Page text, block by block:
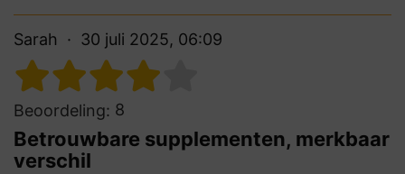
Sarah 30 juli 2025, 06:09
Beoordeling: 8
Betrouwbare supplementen, merkbaar
verschil